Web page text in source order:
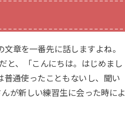
章を一番先に話しますよね。
と、「こんにちは。はじめまし
普通使ったこともないし、聞い
が新しい練習生に会った時によ